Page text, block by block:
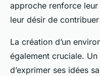
approche renforce leur
leur désir de
La création d’un
également cruciale.
d’exprimer ses idées